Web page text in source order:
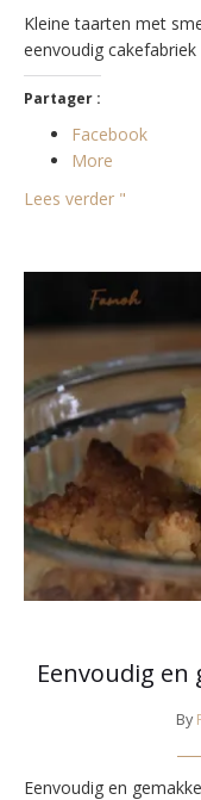
Kleine taarten met
eenvoudig cakefabriek
Partager :
Facebook
More
Lees verder "
Eenvoudig
By
Eenvoudig en